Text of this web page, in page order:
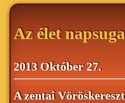
Az élet
2013 Október 27.
A zentai